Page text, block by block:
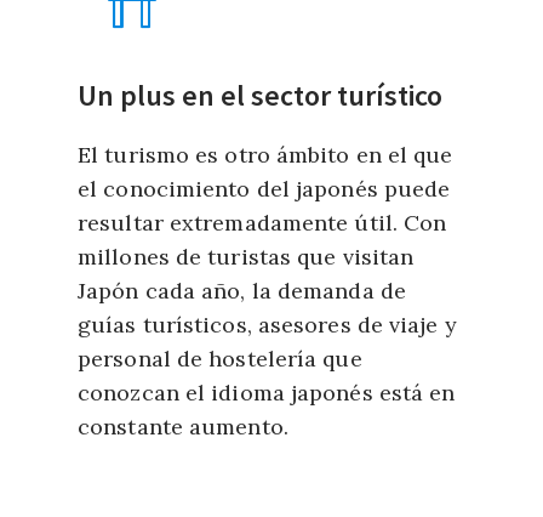
Un plus en el sector turístico
El turismo es otro ámbito en el que
el conocimiento del japonés puede
resultar extremadamente útil. Con
millones de turistas que visitan
Japón cada año, la demanda de
guías turísticos, asesores de viaje y
personal de hostelería que
conozcan el idioma japonés está en
constante aumento.